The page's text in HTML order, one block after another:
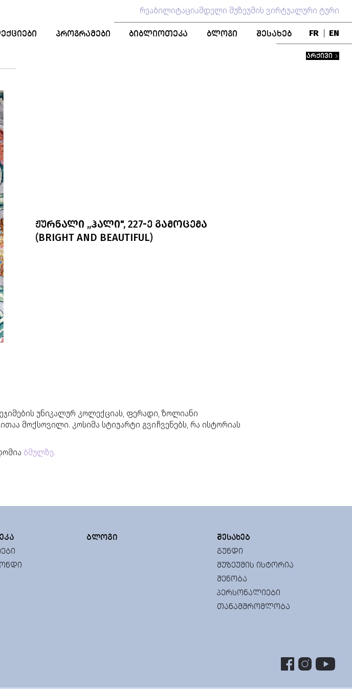
რეაბილიტაციამდელი მუზეუმის ვირტუალური ტური
ᲞᲠᲝᲒᲠᲐᲛᲔᲑᲘ ᲑᲘᲑᲚᲘᲝᲗᲔᲙᲐ ᲑᲚᲝᲒᲘ ᲨᲔᲡᲐᲮᲔᲑ
ᲛᲣᲖᲔᲣᲛᲘᲡ ᲘᲡᲢᲝᲠᲘᲐ
FR EN
ᲐᲠᲥᲘᲕᲘ
ᲟᲣᲠᲜᲐᲚᲘ „ᲰᲐᲚᲘ", 227-Ე ᲒᲐᲛᲝᲪᲔᲛᲐ
(BRIGHT AND BEAUTIFUL)
უნიკალურ კოლექციას, ფერადი, ზოლიანი
მოქსოვილი. კოსიმა სტიუარტი გვიჩვენებს, რა ისტორიას
ბმულზე.
ᲑᲚᲝᲒᲘ
ᲨᲔᲡᲐᲮᲔᲑ
ᲒᲣᲜᲓᲘ
ᲛᲣᲖᲔᲣᲛᲘᲡ ᲘᲡᲢᲝᲠᲘᲐ
ᲨᲔᲜᲝᲑᲐ
ᲞᲔᲠᲡᲝᲜᲐᲚᲘᲔᲑᲘ
ᲗᲐᲜᲐᲛᲨᲠᲝᲛᲚᲝᲑᲐ